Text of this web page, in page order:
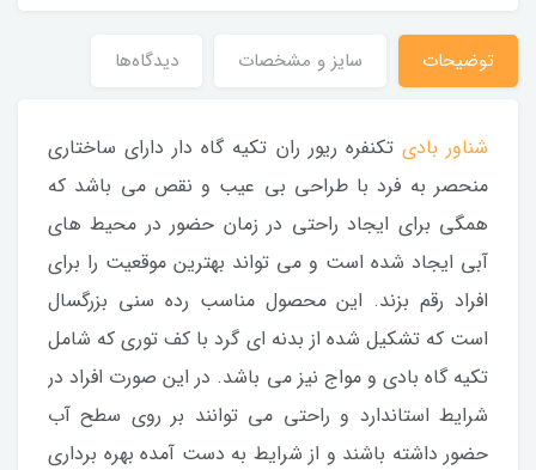
توضیحات سایز و مشخصات دیدگاه‌ها
شناور بادی تکنفره ریور ران تکیه گاه دار دارای ساختاری
منحصر به فرد با طراحی بی عیب و نقص می باشد که
همگی برای ایجاد راحتی در زمان حضور در محیط های
آبی ایجاد شده است و می تواند بهترین موقعیت را برای
افراد رقم بزند. این محصول مناسب رده سنی بزرگسال
است که تشکیل شده از بدنه ای گرد با کف توری که شامل
تکیه گاه بادی و مواج نیز می باشد. در این صورت افراد در
شرایط استاندارد و راحتی می توانند بر روی سطح آب
حضور داشته باشند و از شرایط به دست آمده بهره برداری